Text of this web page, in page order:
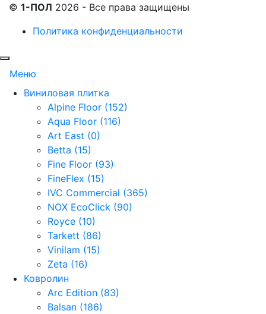
© 1-ПОЛ 2026 - Все права защищены
Политика конфиденциальности
Меню
Виниловая плитка
Alpine Floor (152)
Aqua Floor (116)
Art East (0)
Betta (15)
Fine Floor (93)
FineFlex (15)
IVC Commercial (365)
NOX EcoClick (90)
Royce (10)
Tarkett (86)
Vinilam (15)
Zeta (16)
Ковролин
Arc Edition (83)
Balsan (186)